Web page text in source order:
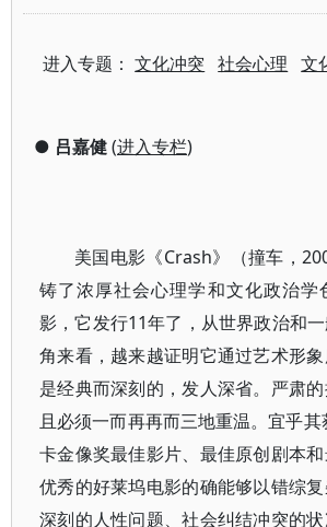
进入专题：文化冲突 社会心理 文
● 吕嘉健(进入专栏)
美国电影《Crash》（撞车，
铸了浓厚社会心理学和文化政治学
影，它发行11年了，从世界政治和
角来看，越来越证明它通过艺术形象
是经典而深刻的，发人深省。严肃
且必须一而再再而三地重温。宜乎
卡金像奖最佳影片、最佳原创剧本和
优秀的好莱坞电影的确能够以错综
深刻的人性问题、社会纠结冲突的